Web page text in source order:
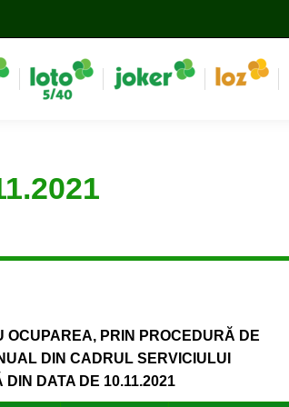
OCUPAREA, PRIN PROCEDURĂ DE
DIN CADRUL SERVICIULUI
DATA DE 10.11.2021